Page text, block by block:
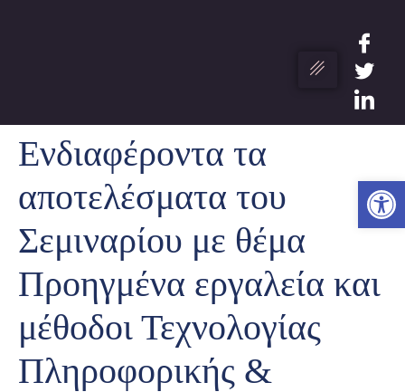
Ενδιαφέροντα τα
αποτελέσματα του
Σεμιναρίου με θέμα
Προηγμένα εργαλεία και
μέθοδοι Τεχνολογίας
Πληροφορικής &